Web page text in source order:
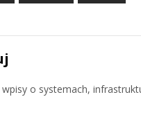
o systemach,